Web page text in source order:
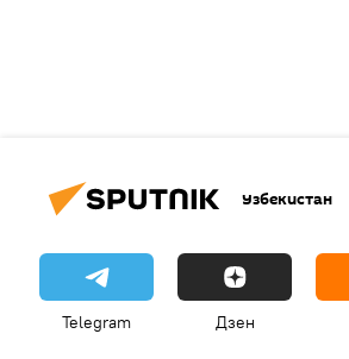
Узбекистан
Telegram Дзен